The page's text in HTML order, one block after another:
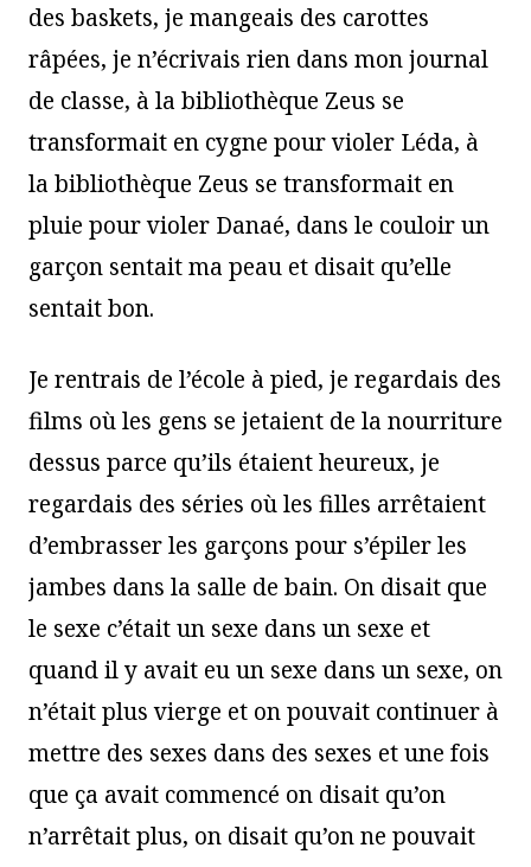
des baskets, je mangeais des carottes
râpées, je n’écrivais rien dans mon journal
de classe, à la bibliothèque Zeus se
transformait en cygne pour violer Léda, à
la bibliothèque Zeus se transformait en
pluie pour violer Danaé, dans le couloir un
garçon sentait ma peau et disait qu’elle
sentait bon.
Je rentrais de l’école à pied, je regardais des
films où les gens se jetaient de la nourriture
dessus parce qu’ils étaient heureux, je
regardais des séries où les filles arrêtaient
d’embrasser les garçons pour s’épiler les
jambes dans la salle de bain. On disait que
le sexe c’était un sexe dans un sexe et
quand il y avait eu un sexe dans un sexe, on
n’était plus vierge et on pouvait continuer à
mettre des sexes dans des sexes et une fois
que ça avait commencé on disait qu’on
n’arrêtait plus, on disait qu’on ne pouvait